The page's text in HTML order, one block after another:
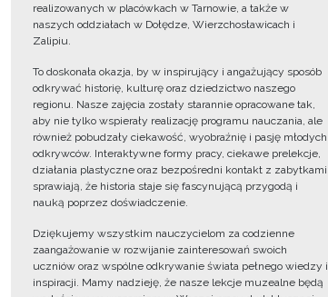
realizowanych w placówkach w Tarnowie, a także w
naszych oddziałach w Dołędze, Wierzchosławicach i
Zalipiu.
To doskonała okazja, by w inspirujący i angażujący sposób
odkrywać historię, kulturę oraz dziedzictwo naszego
regionu. Nasze zajęcia zostały starannie opracowane tak,
aby nie tylko wspierały realizację programu nauczania, ale
również pobudzały ciekawość, wyobraźnię i pasję młodych
odkrywców. Interaktywne formy pracy, ciekawe prelekcje,
działania plastyczne oraz bezpośredni kontakt z zabytkami
sprawiają, że historia staje się fascynującą przygodą i
nauką poprzez doświadczenie.
Dziękujemy wszystkim nauczycielom za codzienne
zaangażowanie w rozwijanie zainteresowań swoich
uczniów oraz wspólne odkrywanie świata pełnego wiedzy i
inspiracji. Mamy nadzieję, że nasze lekcje muzealne będą